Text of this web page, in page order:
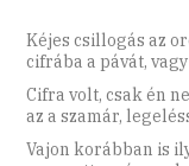
Kéjes csillogás az
cifrába a pávát,
Cifra volt, csak én
az a szamár,
Vajon korábban is